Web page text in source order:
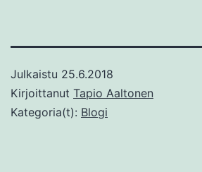
Julkaistu 25.6.2018
Kirjoittanut Tapio Aaltonen
Kategoria(t): Blogi